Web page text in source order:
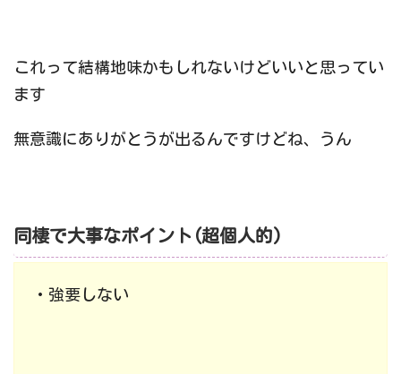
これって結構地味かもしれないけどいいと思ってい
ます
無意識にありがとうが出るんですけどね、うん
同棲で大事なポイント(超個人的)
・強要しない